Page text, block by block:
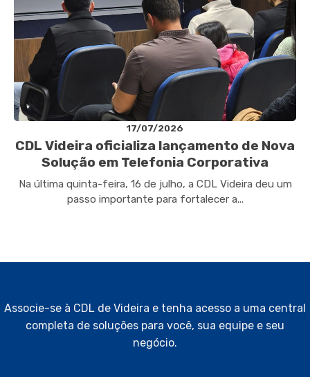
17/07/2026
CDL Videira oficializa lançamento de Nova
Solução em Telefonia Corporativa
Na última quinta-feira, 16 de julho, a CDL Videira deu um
passo importante para fortalecer a...
Associe-se à CDL de Videira e tenha acesso a uma central
completa de soluções para você, sua equipe e seu
negócio.